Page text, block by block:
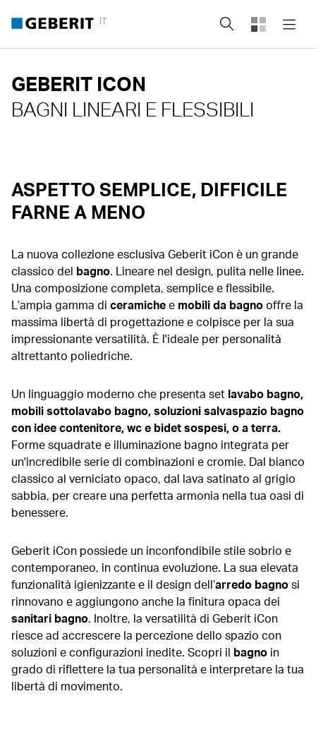
IT Cerca
GEBERIT ICON
BAGNI LINEARI E FLESSIBILI
ASPETTO SEMPLICE, DIFFICILE
FARNE A MENO
La nuova collezione esclusiva Geberit iCon è un grande
classico del bagno. Lineare nel design, pulita nelle linee.
Una composizione completa, semplice e flessibile.
L’ampia gamma di ceramichee mobili da bagnooffre la
massima libertà di progettazione e colpisce per la sua
impressionante versatilità. È l'ideale per personalità
altrettanto poliedriche.
Un linguaggio moderno che presenta set lavabo bagno,
mobili sottolavabo bagno, soluzioni salvaspazio bagno
con idee contenitore, wc e bidet sospesi, o a terra.
Forme squadrate e illuminazione bagno integrata per
un'incredibile serie di combinazioni e cromie. Dal bianco
classico al verniciato opaco, dal lava satinato al grigio
sabbia, per creare una perfetta armonia nella tua oasi di
benessere.
Geberit iCon possiede un inconfondibile stile sobrio e
contemporaneo, in continua evoluzione. La sua elevata
funzionalità igienizzante e il design dell’arredo bagnosi
rinnovano e aggiungono anche la finitura opaca dei
sanitari bagno. Inoltre, la versatilità di Geberit iCon
riesce ad accrescere la percezione dello spazio con
soluzioni e configurazioni inedite. Scopri il bagno in
grado di riflettere la tua personalità e interpretare la tua
libertà di movimento.